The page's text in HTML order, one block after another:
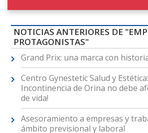
NOTICIAS ANTERIORES DE
PROTAGONISTAS"
Grand Prix: una marca con
Centro Gynestetic Salud y Estética:
Incontinencia de Orina no debe
de vida!
Asesoramiento a empresas y
ámbito previsional y laboral